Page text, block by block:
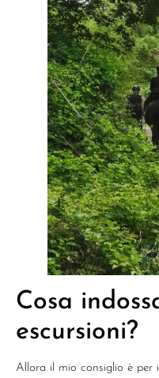
Cosa
escursioni?
Allora il mio consiglio è per